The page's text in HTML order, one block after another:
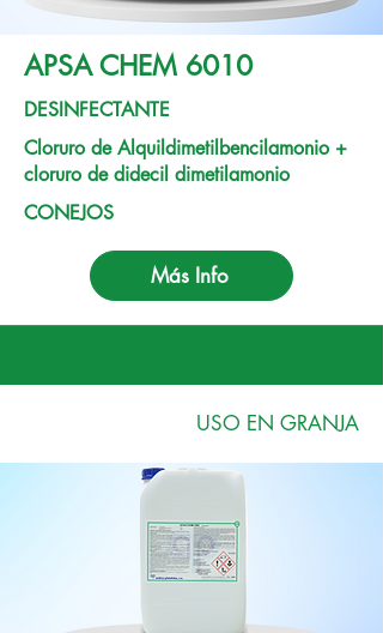
APSA CHEM 6010
DESINFECTANTE
Cloruro de Alquildimetilbencilamonio +
cloruro de didecil dimetilamonio
CONEJOS
Más Info
USO EN GRANJA